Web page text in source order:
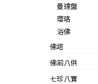
曼達盤
瓔珞
浴佛
佛塔
佛前八供
七珍八寶